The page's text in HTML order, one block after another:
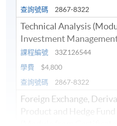
全球著名對冲基金經理簡介
套戥與對冲
對沖投資策略：高頻交易策
投資心理學簡介
對冲基金交易模型的進化
查詢號碼
2867-8322
Technical Analysis
Investment
課程編號
33Z126544
學費
$4,800
查詢號碼
2867-8322
Foreign Exchange,
Product and Hedge Fund